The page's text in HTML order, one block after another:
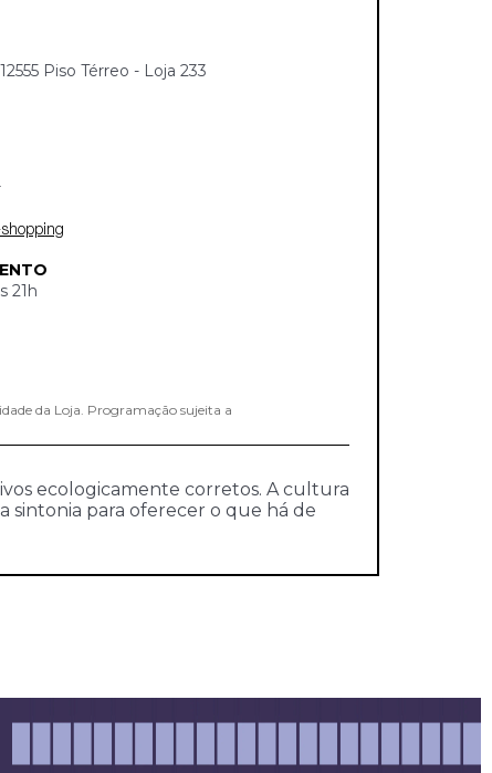
Piso Térreo - Loja 233
21h
da Loja. Programação sujeita a
ecologicamente corretos. A cultura
sintonia para oferecer o que há de